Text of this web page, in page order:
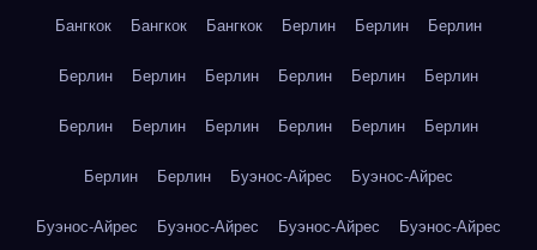
Бангкок Бангкок Бангкок Берлин Берлин Берлин
Берлин Берлин Берлин Берлин Берлин Берлин
Берлин Берлин Берлин Берлин Берлин Берлин
Берлин Берлин Буэнос-Айрес Буэнос-Айрес
Буэнос-Айрес Буэнос-Айрес Буэнос-Айрес Буэнос-Айрес